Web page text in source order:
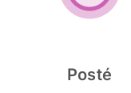
Posté